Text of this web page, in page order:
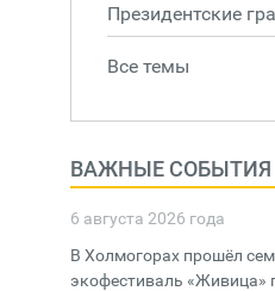
Президентские
Все темы
ВАЖНЫЕ СОБЫТИЯ
6 августа 2026 года
В Холмогорах прошёл
экофестиваль «Живица»